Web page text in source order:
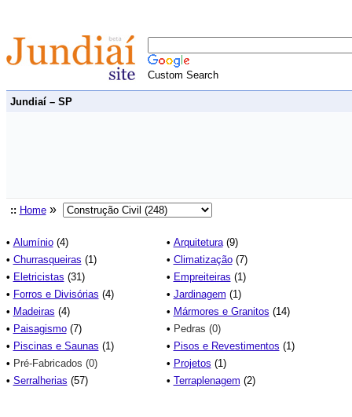
Custom Search
Jundiaí – SP
:: Home »
• Alumínio(4) • Arquitetura(9)
• Churrasqueiras (1) • Climatização(7)
• Eletricistas (31) • Empreiteiras (1)
• Forros e Divisórias (4) • Jardinagem (1)
• Madeiras (4) • Mármores e Granitos (14)
• Paisagismo(7) • Pedras (0)
• Piscinas e Saunas (1) • Pisos e Revestimentos (1)
• Pré-Fabricados (0) • Projetos (1)
• Serralherias (57) • Terraplenagem (2)